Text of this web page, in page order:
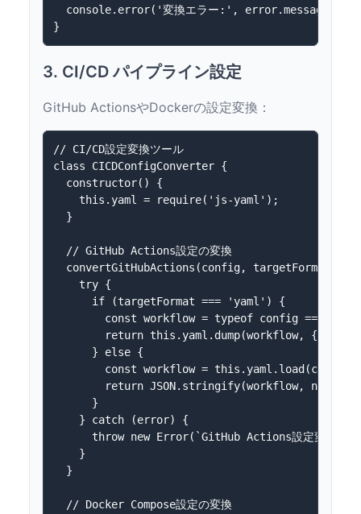
  console.error('変換エラー:', error.message);
3. CI/CD パイプライン設定
GitHub ActionsやDockerの設定変換：
// CI/CD設定変換ツール
class CICDConfigConverter {
  constructor() {
    this.yaml = require('js-yaml');
  }
  // GitHub Actions設定の変換
  convertGitHubActions(config, targetFormat) {
    try {
      if (targetFormat === 'yaml') {
const workflow = typeof config ===
return this.yaml.dump(workflow, {
      } else {
const workflow =
return JSON.stringify(workflow, null,
      }
    } catch (error) {
throw new Error(`GitHub Actions設定変換エ
    }
  }
  // Docker Compose設定の変換